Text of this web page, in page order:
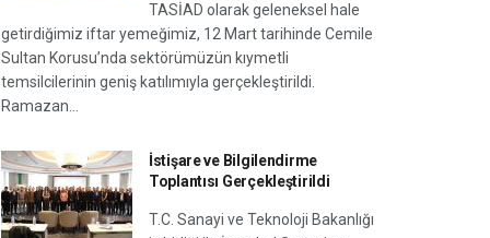
TASİAD olarak geleneksel hale
getirdiğimiz iftar yemeğimiz, 12 Mart tarihinde Cemile
Sultan Korusu’nda sektörümüzün kıymetli
temsilcilerinin geniş katılımıyla gerçekleştirildi.
Ramazan...
İstişare ve Bilgilendirme
Toplantısı Gerçekleştirildi
T.C. Sanayi ve Teknoloji Bakanlığı